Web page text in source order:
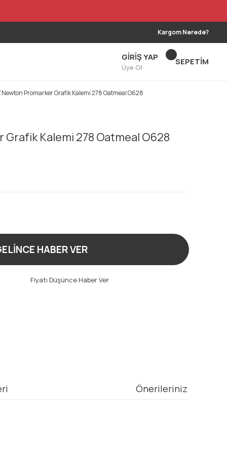
Kargom Nerede?
GİRİŞ YAP
Üye Ol
SEPETİM
Promarker Grafik Kalemi 278 Oatmeal O628
Kalemi 278 Oatmeal O628
HABER VER
Fiyatı Düşünce Haber Ver
Önerileriniz